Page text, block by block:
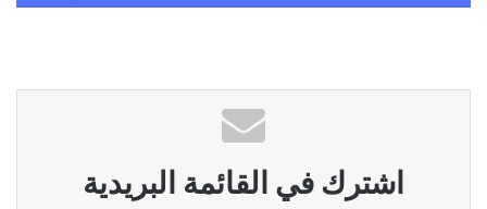
اشترك في القائمة البريدية